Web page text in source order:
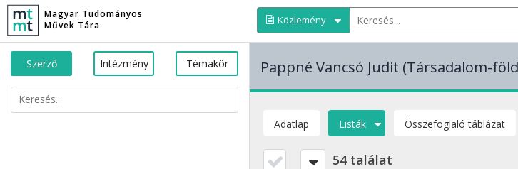
Magyar Tudományos
Művek Tára
Közlemény
Szerző Intézmény Témakör Pappné Vancsó Judit (Társadalom-
Adatlap Listák Összefoglaló táblázat
54 találat